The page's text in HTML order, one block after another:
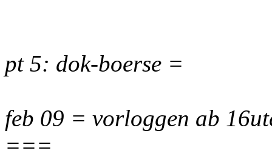
pt 5: dok-boerse =
feb 09 = vorloggen ab
===